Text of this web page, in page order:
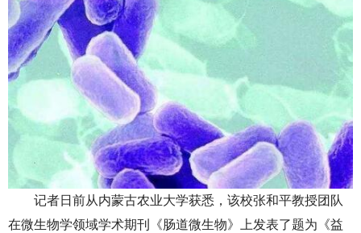
记者日前从内蒙古农业大学获悉，该校张和平教授团队
在微生物学领域学术期刊《肠道微生物》上发表了题为《益